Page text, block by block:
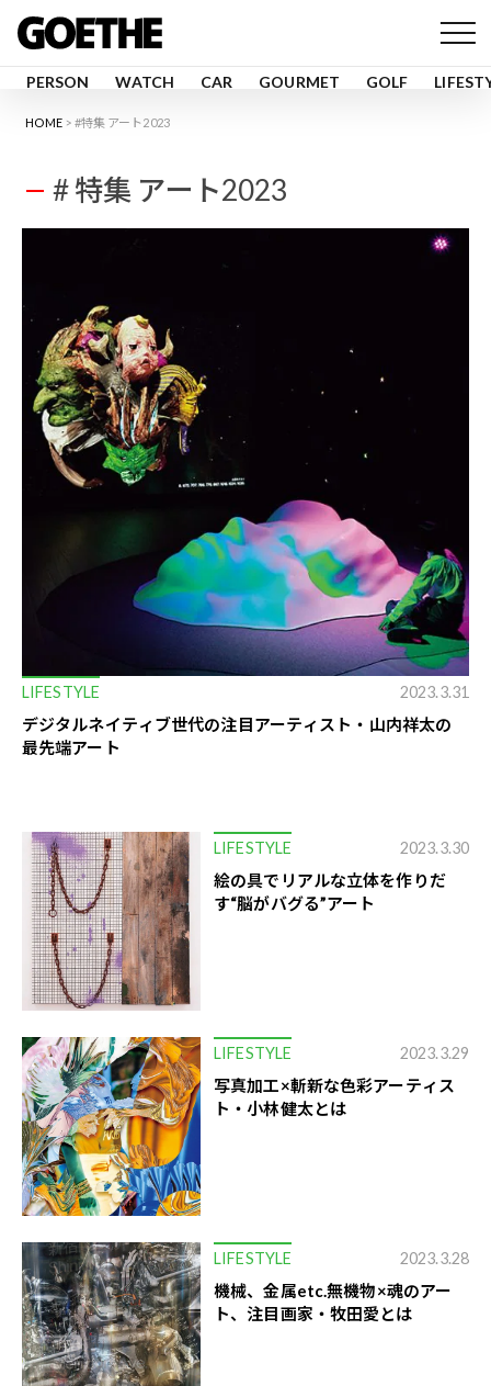
PERSON WATCH CAR GOURMET GOLF
HOME #特集 アート2023
# 特集 アート2023
LIFESTYLE 2023.3.31
デジタルネイティブ世代の注目アーティスト・山内祥太の
最先端アート
LIFESTYLE 2023.3.30
絵の具でリアルな立体を作りだ
す“脳がバグる”アート
LIFESTYLE 2023.3.29
写真加工×斬新な色彩アーティス
ト・小林健太とは
LIFESTYLE 2023.3.28
機械、金属etc.無機物×魂のアー
ト、注目画家・牧田愛とは